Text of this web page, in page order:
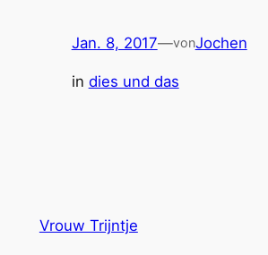
Jan. 8, 2017—vonJochen
in dies und das
Vrouw Trijntje